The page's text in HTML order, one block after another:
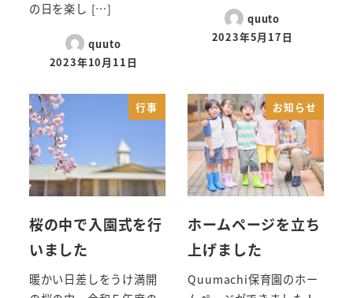
の日を楽し […]
quuto
2023年10月11日
quuto
2023年5月17日
行事
桜の中で入園式を行
いました
暖かい日差しをうけ満開
お知らせ
ホームページを立ち
上げました
Quumachi保育園のホー